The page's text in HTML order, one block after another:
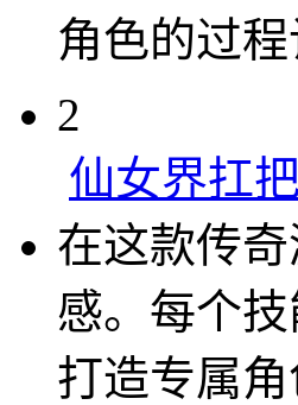
角色的过
2
仙女界扛
在这款传
感。每个
打造专属